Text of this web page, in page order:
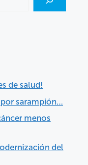
de salud!
sarampión…
menos
del